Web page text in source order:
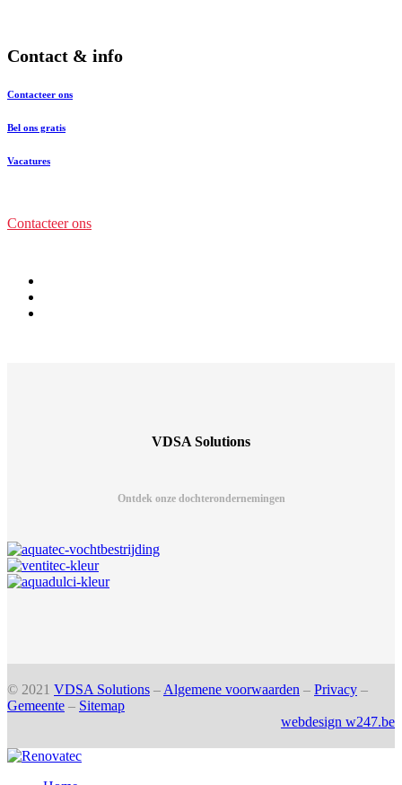
Contact & info
Contacteer ons
Bel ons gratis
Vacatures
Contacteer ons
VDSA Solutions
Ontdek onze dochterondernemingen
© 2021 VDSA Solutions – Algemene voorwaarden – Privacy –
Gemeente – Sitemap
webdesign w247.be